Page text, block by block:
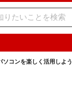
ソコンを楽しく活用しよう